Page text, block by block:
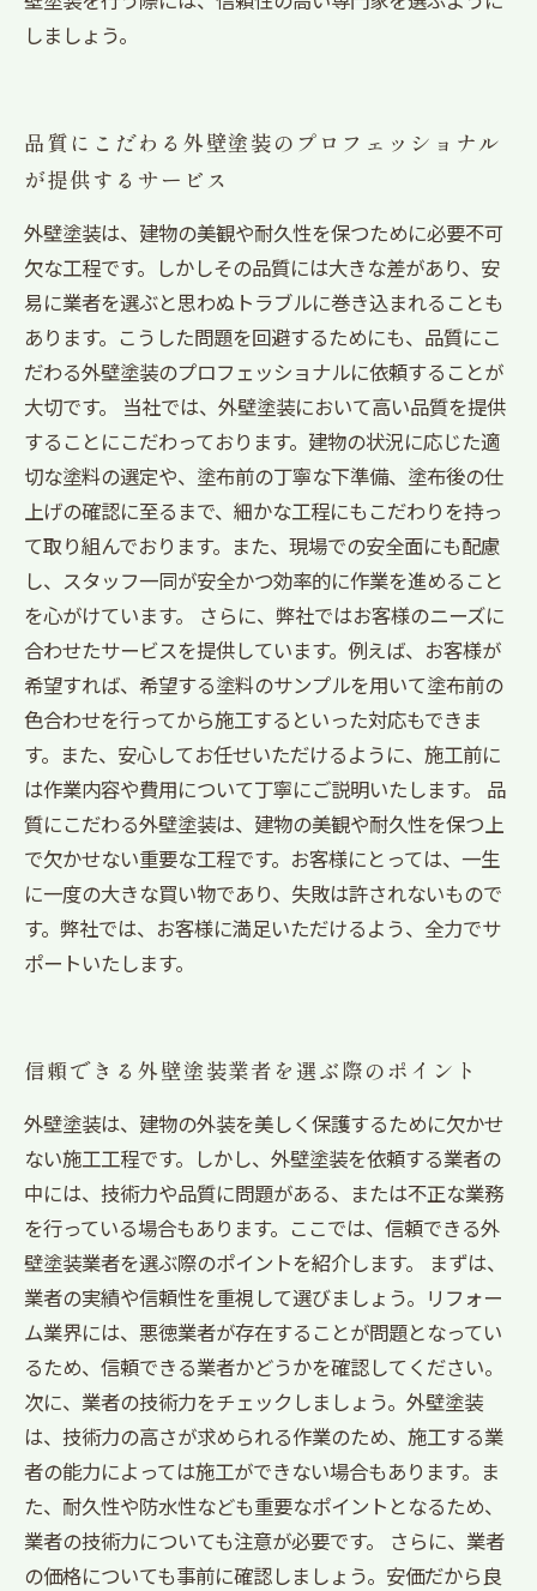
しましょう。
品質にこだわる外壁塗装のプロフェッショナル
が提供するサービス
外壁塗装は、建物の美観や耐久性を保つために必要不可
欠な工程です。しかしその品質には大きな差があり、安
易に業者を選ぶと思わぬトラブルに巻き込まれることも
あります。こうした問題を回避するためにも、品質にこ
だわる外壁塗装のプロフェッショナルに依頼することが
大切です。 当社では、外壁塗装において高い品質を提供
することにこだわっております。建物の状況に応じた適
切な塗料の選定や、塗布前の丁寧な下準備、塗布後の仕
上げの確認に至るまで、細かな工程にもこだわりを持っ
て取り組んでおります。また、現場での安全面にも配慮
し、スタッフ一同が安全かつ効率的に作業を進めること
を心がけています。 さらに、弊社ではお客様のニーズに
合わせたサービスを提供しています。例えば、お客様が
希望すれば、希望する塗料のサンプルを用いて塗布前の
色合わせを行ってから施工するといった対応もできま
す。また、安心してお任せいただけるように、施工前に
は作業内容や費用について丁寧にご説明いたします。 品
質にこだわる外壁塗装は、建物の美観や耐久性を保つ上
で欠かせない重要な工程です。お客様にとっては、一生
に一度の大きな買い物であり、失敗は許されないもので
す。弊社では、お客様に満足いただけるよう、全力でサ
ポートいたします。
信頼できる外壁塗装業者を選ぶ際のポイント
外壁塗装は、建物の外装を美しく保護するために欠かせ
ない施工工程です。しかし、外壁塗装を依頼する業者の
中には、技術力や品質に問題がある、または不正な業務
を行っている場合もあります。ここでは、信頼できる外
壁塗装業者を選ぶ際のポイントを紹介します。 まずは、
業者の実績や信頼性を重視して選びましょう。リフォー
ム業界には、悪徳業者が存在することが問題となってい
るため、信頼できる業者かどうかを確認してください。
次に、業者の技術力をチェックしましょう。外壁塗装
は、技術力の高さが求められる作業のため、施工する業
者の能力によっては施工ができない場合もあります。ま
た、耐久性や防水性なども重要なポイントとなるため、
業者の技術力についても注意が必要です。 さらに、業者
の価格についても事前に確認しましょう。安価だから良